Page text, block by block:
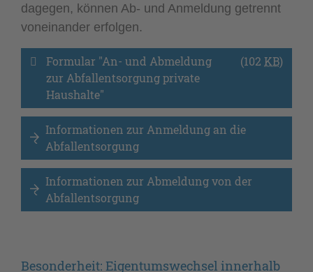
dagegen, können Ab- und Anmeldung getrennt
voneinander erfolgen.
Formular "An- und Abmeldung
zur Abfallentsorgung private
Haushalte"
(102 KB)
Informationen zur Anmeldung an die
Abfallentsorgung
Informationen zur Abmeldung von der
Abfallentsorgung
Besonderheit: Eigentumswechsel innerhalb